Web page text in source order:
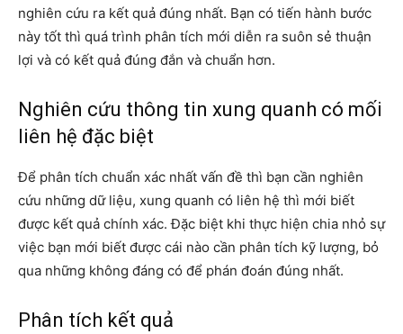
nghiên cứu ra kết quả đúng nhất. Bạn có tiến hành bước
này tốt thì quá trình phân tích mới diễn ra suôn sẻ thuận
lợi và có kết quả đúng đắn và chuẩn hơn.
Nghiên cứu thông tin xung quanh có mối
liên hệ đặc biệt
Để phân tích chuẩn xác nhất vấn đề thì bạn cần nghiên
cứu những dữ liệu, xung quanh có liên hệ thì mới biết
được kết quả chính xác. Đặc biệt khi thực hiện chia nhỏ sự
việc bạn mới biết được cái nào cần phân tích kỹ lượng, bỏ
qua những không đáng có để phán đoán đúng nhất.
Phân tích kết quả